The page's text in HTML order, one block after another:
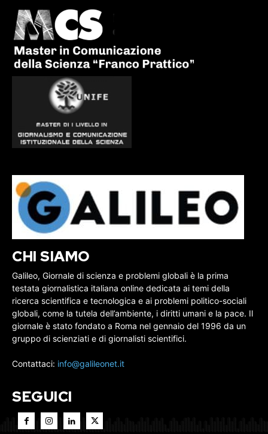
CHI SIAMO
Galileo, Giornale di scienza e problemi globali è la prima
testata giornalistica italiana online dedicata ai temi della
ricerca scientifica e tecnologica e ai problemi politico-sociali
globali, come la tutela dell’ambiente, i diritti umani e la pace. Il
giornale è stato fondato a Roma nel gennaio del 1996 da un
gruppo di scienziati e di giornalisti scientifici.
Contattaci: info@galileonet.it
SEGUICI